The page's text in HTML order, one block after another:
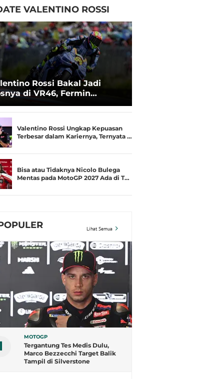
VALENTINO ROSSI
Rossi Bakal Jadi
di VR46, Fermin
Valentino Rossi Ungkap Kepuasan
Terbesar dalam Kariernya, Ternyata …
Bisa atau Tidaknya Nicolo Bulega
Mentas pada MotoGP 2027 Ada di T…
Lihat Semua
MOTOGP
Tergantung Tes Medis Dulu,
Marco Bezzecchi Target Balik
Tampil di Silverstone